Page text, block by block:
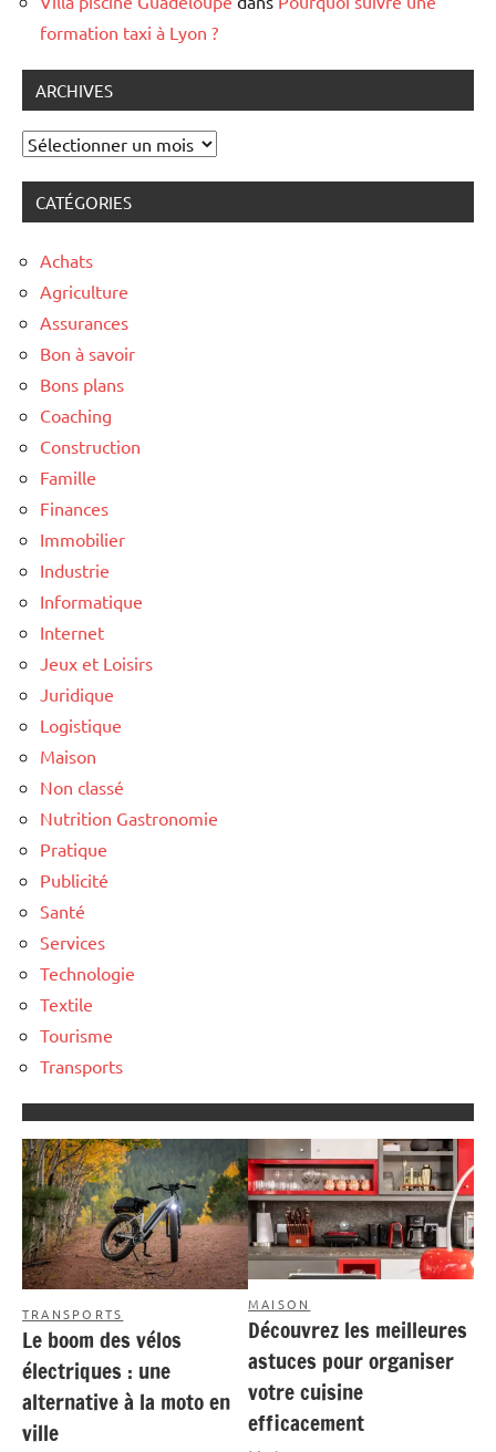
formation taxi à Lyon ?
ARCHIVES
Archives
CATÉGORIES
Achats
Agriculture
Assurances
Bon à savoir
Bons plans
Coaching
Construction
Famille
Finances
Immobilier
Industrie
Informatique
Internet
Jeux et Loisirs
Juridique
Logistique
Maison
Non classé
Nutrition Gastronomie
Pratique
Publicité
Santé
Services
Technologie
Textile
Tourisme
Transports
TRANSPORTS
Le boom des vélos
électriques : une
alternative à la moto en
ville
MAISON
Découvrez les meilleures
astuces pour organiser
votre cuisine
efficacement